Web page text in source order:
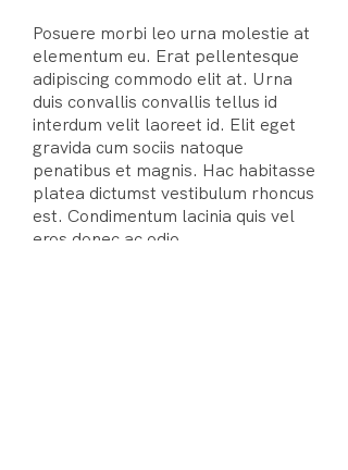
Posuere morbi leo urna molestie at
elementum eu. Erat pellentesque
adipiscing commodo elit at. Urna
duis convallis convallis tellus id
interdum velit laoreet id. Elit eget
gravida cum sociis natoque
penatibus et magnis. Hac habitasse
platea dictumst vestibulum rhoncus
est. Condimentum lacinia quis vel
eros donec ac odio.